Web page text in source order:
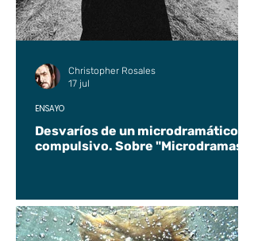
Desvaríos de un microdramático
compulsivo. Sobre "Microdramas".
ENSAYO
Christopher Rosales
17 jul